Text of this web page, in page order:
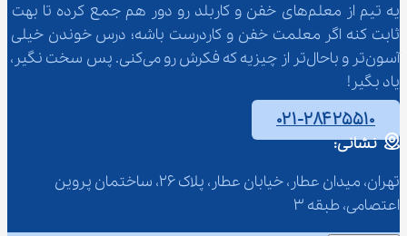
یه تیم از معلم‌‌های خفن و کاربلد رو دور هم جمع کرده تا بهت
ثابت کنه اگر معلمت خفن و کاردرست باشه؛ درس خوندن خیلی
آسون‌تر و باحال‌تر از چیزیه که فکرش رو می‌کنی. پس سخت نگیر،
یاد بگیر!
۰۲۱-۲۸۴۲۵۵۱۰
نشانی:
تهران، میدان عطار، خیابان عطار، پلاک 26، ساختمان پروین
اعتصامی، طبقه 3